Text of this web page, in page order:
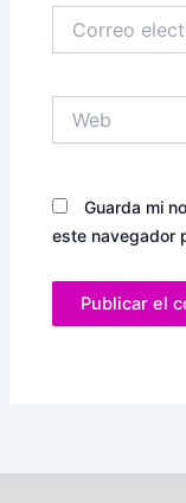
electrónico*
Guarda mi
este navegador